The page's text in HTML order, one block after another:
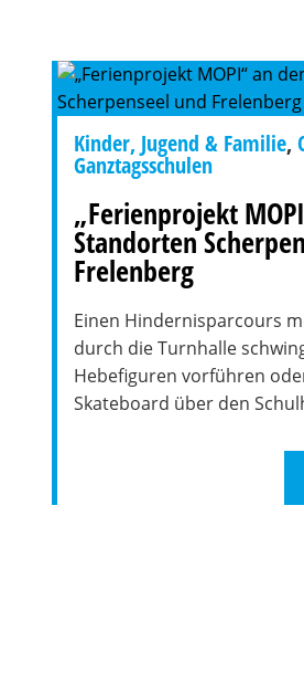
Kinder, Jugend & Familie,
Ganztagsschulen
„Ferienprojekt
Standorten
Frelenberg
Einen Hindernisparcours
durch die Turnhalle
Hebefiguren vorführen
Skateboard über den